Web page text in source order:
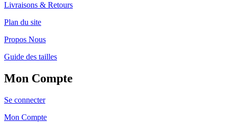
Livraisons & Retours
Plan du site
Propos Nous
Guide des tailles
Mon Compte
Se connecter
Mon Compte